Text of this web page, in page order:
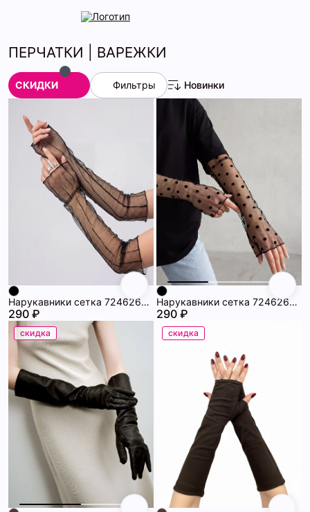
ПЕРЧАТКИ | ВАРЕЖКИ
СКИДКИ Фильтры Новинки
Нарукавники сетка 72462695\15
290 ₽
Нарукавники сетка 72462660\15
290 ₽
скидка скидка